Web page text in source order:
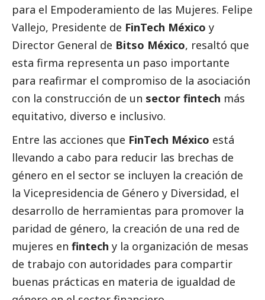
para el Empoderamiento de las Mujeres. Felipe
Vallejo, Presidente de FinTech México y
Director General de Bitso México, resaltó que
esta firma representa un paso importante
para reafirmar el compromiso de la asociación
con la construcción de un sector fintech más
equitativo, diverso e inclusivo.
Entre las acciones que FinTech México está
llevando a cabo para reducir las brechas de
género en el sector se incluyen la creación de
la Vicepresidencia de Género y Diversidad, el
desarrollo de herramientas para promover la
paridad de género, la creación de una red de
mujeres en fintech y la organización de mesas
de trabajo con autoridades para compartir
buenas prácticas en materia de igualdad de